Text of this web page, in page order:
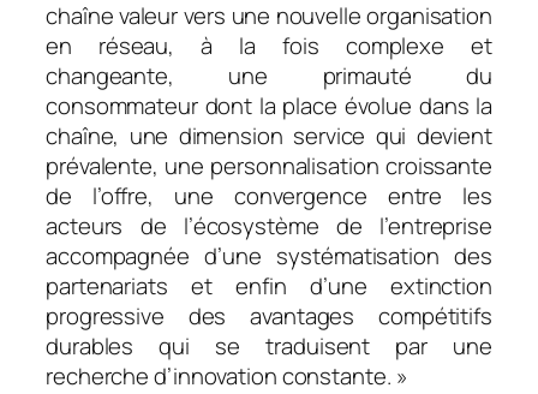
chaîne valeur vers une nouvelle organisation
en réseau, à la fois complexe et
changeante, une primauté du
consommateur dont la place évolue dans la
chaîne, une dimension service qui devient
prévalente, une personnalisation croissante
de l’offre, une convergence entre les
acteurs de l’écosystème de l’entreprise
accompagnée d’une systématisation des
partenariats et enfin d’une extinction
progressive des avantages compétitifs
durables qui se traduisent par une
recherche d’innovation constante. »